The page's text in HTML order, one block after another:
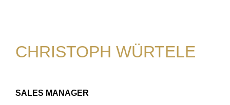
CHRISTOPH WÜRTELE
SALES MANAGER